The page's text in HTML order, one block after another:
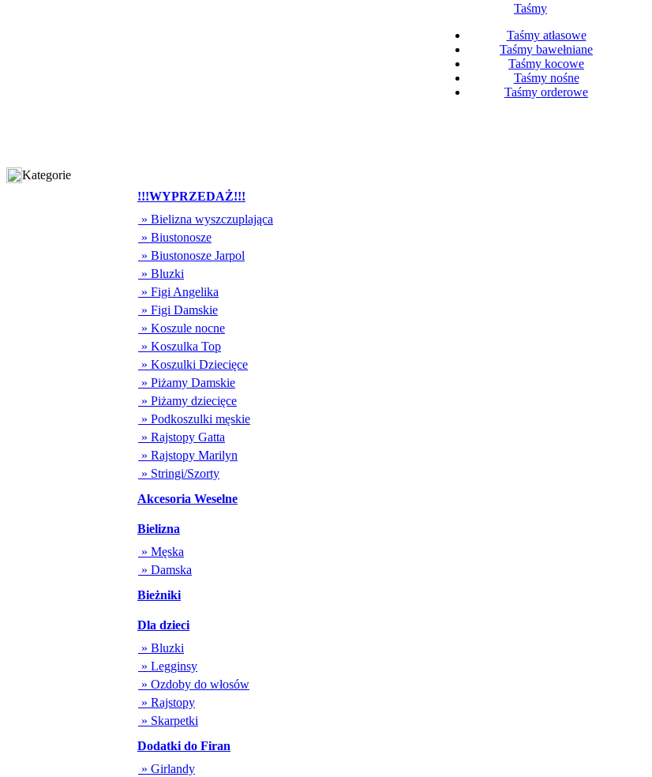
Taśmy
Taśmy atłasowe
Taśmy bawełniane
Taśmy kocowe
Taśmy nośne
Taśmy orderowe
Kategorie
!!!WYPRZEDAŻ!!!
» Bielizna wyszczuplająca
» Biustonosze
» Biustonosze Jarpol
» Bluzki
» Figi Angelika
» Figi Damskie
» Koszule nocne
» Koszulka Top
» Koszulki Dziecięce
» Piżamy Damskie
» Piżamy dziecięce
» Podkoszulki męskie
» Rajstopy Gatta
» Rajstopy Marilyn
» Stringi/Szorty
Akcesoria Weselne
Bielizna
» Męska
» Damska
Bieżniki
Dla dzieci
» Bluzki
» Legginsy
» Ozdoby do włosów
» Rajstopy
» Skarpetki
Dodatki do Firan
» Girlandy